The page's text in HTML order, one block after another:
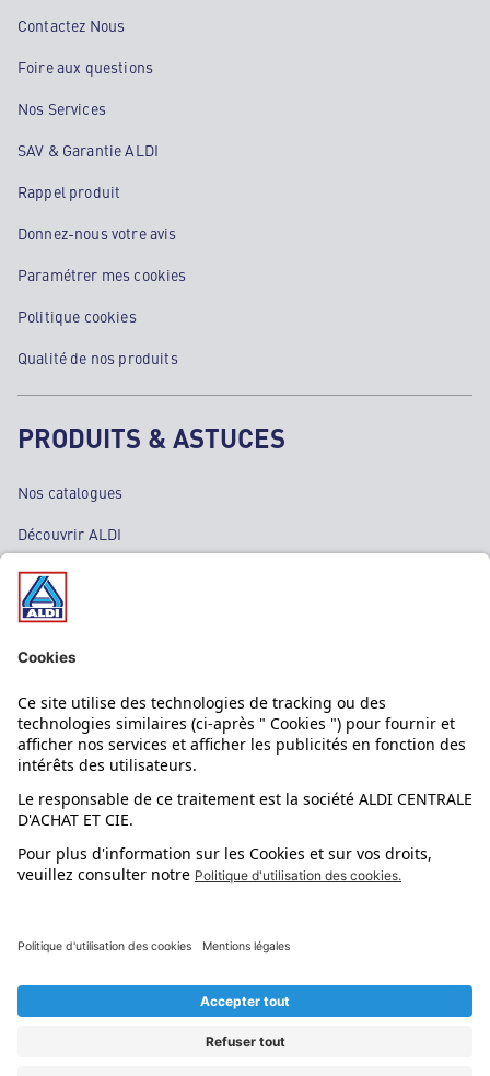
Contactez Nous
Foire aux questions
Nos Services
SAV & Garantie ALDI
Rappel produit
Donnez-nous votre avis
Paramétrer mes cookies
Politique cookies
Qualité de nos produits
PRODUITS & ASTUCES
Nos catalogues
Découvrir ALDI
Nos bons plans
Nos rayons
Nos marques
Nos astuces
Évènements
L'application mobile